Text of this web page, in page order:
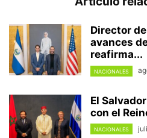
Director
avances
reafirma...
NACIONALES
El
con el
NACIONALES